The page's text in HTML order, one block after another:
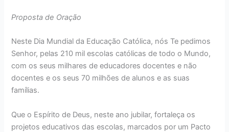
Proposta de Oração
Neste Dia Mundial da Educação Católica, nós Te pedimos
Senhor, pelas 210 mil escolas católicas de todo o Mundo,
com os seus milhares de educadores docentes e não
docentes e os seus 70 milhões de alunos e as suas
famílias.
Que o Espírito de Deus, neste ano jubilar, fortaleça os
projetos educativos das escolas, marcados por um Pacto